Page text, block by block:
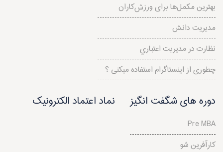
بهترین مکمل‌ها برای ورزش‌کاران
مدیریت دانش
نظارت در مديريت اعتباري
چطوری از اینستاگرام استفاده میکنی ؟
دوره های شگفت انگیز
Pre MBA
کارآفرین شو
نماد اعتماد الکترونیک